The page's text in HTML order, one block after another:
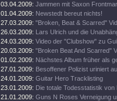
03.04.2009: Jammen mit Saxon
01.04.2009: Newstedt bereut nichts!
27.03.2009: "Broken, Beat & Scarred"
26.03.2009: Lars Ulrich und die
24.03.2009: Video der "Clubshow" zu
20.03.2009: "Broken Beat And Scarred"
01.02.2009: Nächstes Album früher als
27.01.2009: Besoffener Polizist uriniert
24.01.2009: Guitar Hero Tracklisting
23.01.2009: Die totale Todesstatistik von
21.01.2009: Guns N Roses Verneigung